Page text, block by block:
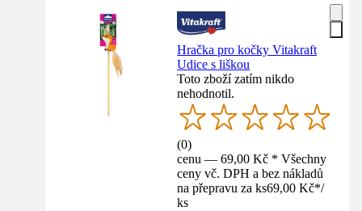
Hračka pro kočky Vitakraft
Udice s liškou
Toto zboží zatím nikdo
nehodnotil.
(0)
cenu — 69,00 Kč * Všechny
ceny vč. DPH a bez nákladů
na přepravu za ks69,00 Kč*/
ks